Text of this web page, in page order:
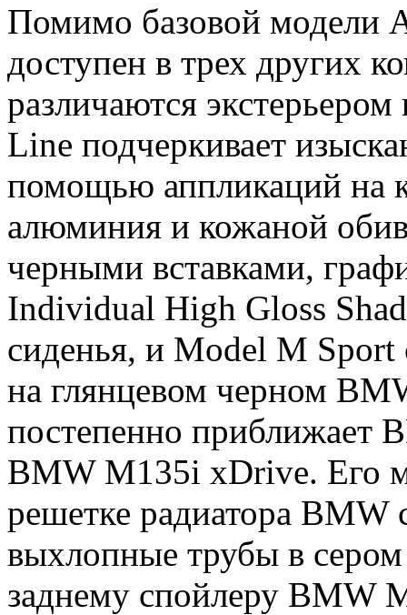
Помимо базовой модели
доступен в трех других
различаются
Line подчеркивает
помощью аппликаций на
алюминия и кожаной
черными вставками,
Individual High Gloss
сиденья, и Model M Sport
на глянцевом черном
постепенно приближает
BMW M135i xDrive. Его
решетке радиатора
выхлопные трубы в
заднему спойлеру BMW